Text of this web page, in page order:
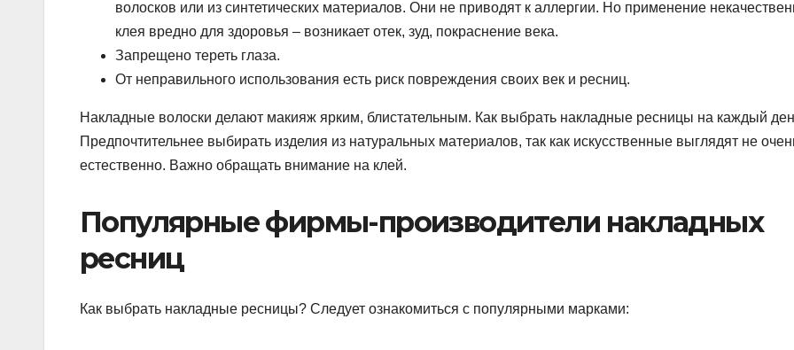
волосков или из синтетических материалов. Они не приводят к аллергии. Но применение
клея вредно для здоровья – возникает отек, зуд, покраснение века.
Запрещено тереть глаза.
От неправильного использования есть риск повреждения своих век и ресниц.
Накладные волоски делают макияж ярким, блистательным. Как выбрать накладные ресницы на каждый
Предпочтительнее выбирать изделия из натуральных материалов, так как искусственные выглядят не
естественно. Важно обращать внимание на клей.
Популярные фирмы-производители накладных
ресниц
Как выбрать накладные ресницы? Следует ознакомиться с популярными марками: